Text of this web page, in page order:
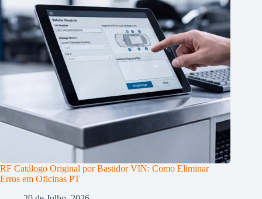
RF Catálogo Original por Bastidor VIN: Como Eliminar
Erros em Oficinas PT